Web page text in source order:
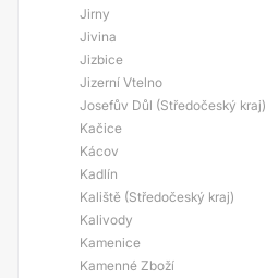
Jirny
Jivina
Jizbice
Jizerní Vtelno
Josefův Důl (Středočeský kraj)
Kačice
Kácov
Kadlín
Kaliště (Středočeský kraj)
Kalivody
Kamenice
Kamenné Zboží